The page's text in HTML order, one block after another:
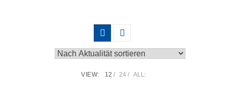
VIEW: 12 24 ALL: